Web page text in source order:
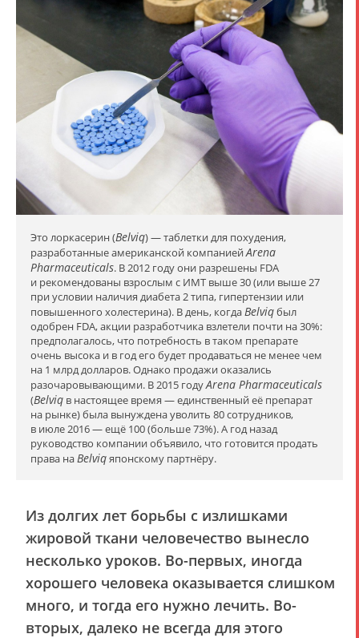
Это лоркасерин (Belviq) — таблетки для похудения,
разработанные американской компаниейArena
Pharmaceuticals. В 2012 году они разрешены FDA
и рекомендованы взрослым с ИМТ выше 30 (или выше 27
при условии наличия диабета 2 типа, гипертензии или
повышенного холестерина). В день, когдаBelviqбыл
одобрен FDA, акции разработчика взлетели почти на 30%:
предполагалось, что потребность в таком препарате
очень высока и в год его будет продаваться не менее чем
на 1 млрд долларов. Однако продажи оказались
разочаровывающими. В 2015 годуArena Pharmaceuticals
(Belviq в настоящее время — единственный её препарат
на рынке) была вынуждена уволить 80 сотрудников,
в июле 2016 — ещё 100 (больше 73%). А год назад
руководство компании объявило, что готовится продать
права наBelviqяпонскому партнёру.
Из долгих лет борьбы с излишками
жировой ткани человечество вынесло
несколько уроков. Во-первых, иногда
хорошего человека оказывается слишком
много, и тогда его нужно лечить. Во-
вторых, далеко не всегда для этого